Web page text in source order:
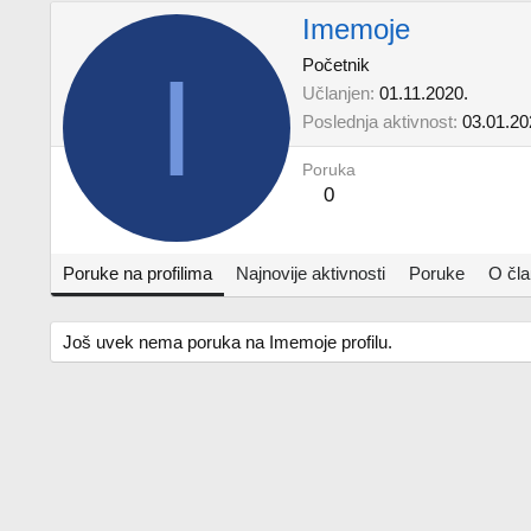
I
Imemoje
Početnik
Učlanjen 01.11.2020.
Poslednja aktivnost
Poruka
0
Poruke na profilima Najnovije aktivnosti Poruke O
Još uvek nema poruka na Imemoje profilu.